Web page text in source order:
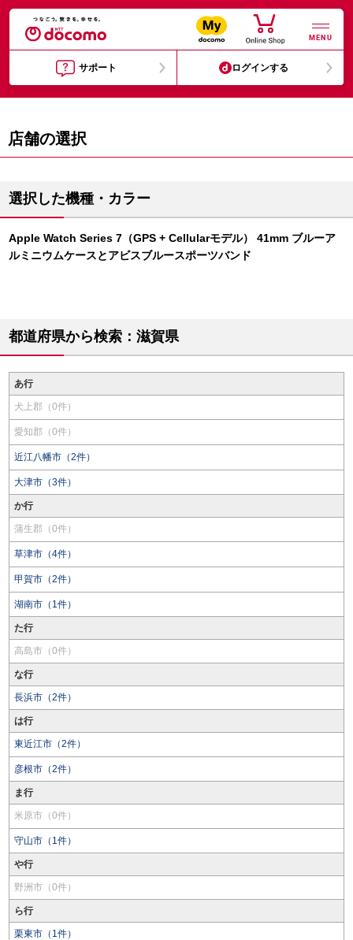
MENU
サポート ログインする
店舗の選択
選択した機種・カラー
Apple Watch Series 7（GPS + Cellularモデル） 41mm ブルーア
ルミニウムケースとアビスブルースポーツバンド
都道府県から検索：滋賀県
あ行
犬上郡（0件）
愛知郡（0件）
近江八幡市（2件）
大津市（3件）
か行
蒲生郡（0件）
草津市（4件）
甲賀市（2件）
湖南市（1件）
た行
高島市（0件）
な行
長浜市（2件）
は行
東近江市（2件）
彦根市（2件）
ま行
米原市（0件）
守山市（1件）
や行
野洲市（0件）
ら行
栗東市（1件）